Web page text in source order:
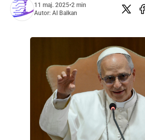
11 maj. 2025•2 min
Autor: AI Balkan